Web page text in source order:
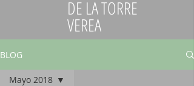
DE LA TORRE
VEREA
BLOG
Mayo 2018